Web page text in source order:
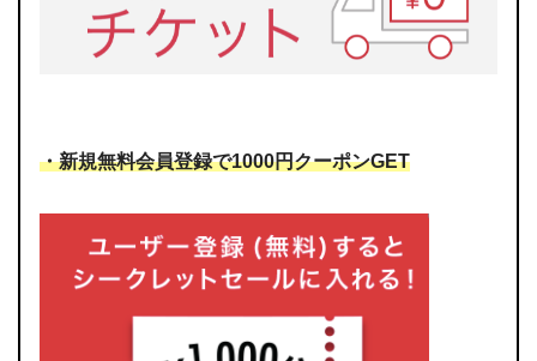
・新規無料会員登録で1000円クーポンGET